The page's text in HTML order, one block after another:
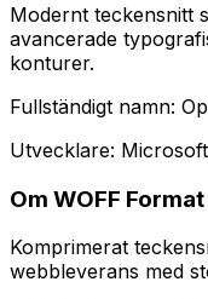
Modernt teckensnitt
avancerade
konturer.
Fullständigt namn:
Utvecklare:
Om WOFF Format
Komprimerat
webbleverans med